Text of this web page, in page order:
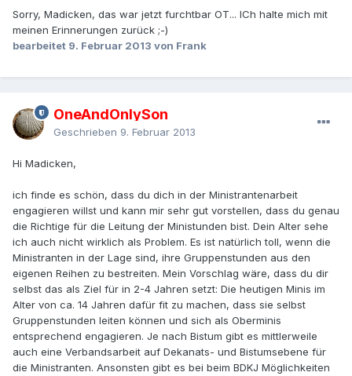
Sorry, Madicken, das war jetzt furchtbar OT... ICh halte mich mit
meinen Erinnerungen zurück ;-)
bearbeitet 9. Februar 2013 von Frank
OneAndOnlySon
Geschrieben 9. Februar 2013
Hi Madicken,
ich finde es schön, dass du dich in der Ministrantenarbeit
engagieren willst und kann mir sehr gut vorstellen, dass du genau
die Richtige für die Leitung der Ministunden bist. Dein Alter sehe
ich auch nicht wirklich als Problem. Es ist natürlich toll, wenn die
Ministranten in der Lage sind, ihre Gruppenstunden aus den
eigenen Reihen zu bestreiten. Mein Vorschlag wäre, dass du dir
selbst das als Ziel für in 2-4 Jahren setzt: Die heutigen Minis im
Alter von ca. 14 Jahren dafür fit zu machen, dass sie selbst
Gruppenstunden leiten können und sich als Oberminis
entsprechend engagieren. Je nach Bistum gibt es mittlerweile
auch eine Verbandsarbeit auf Dekanats- und Bistumsebene für
die Ministranten. Ansonsten gibt es bei beim BDKJ Möglichkeiten